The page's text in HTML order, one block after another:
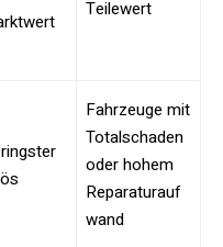
Teilewert
Fahrzeuge mit
Totalschaden
oder hohem
Reparaturauf
wand